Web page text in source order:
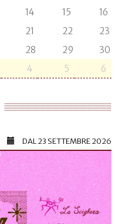
14 15
16
21 22
23
28 29
30
4 5 6
DAL23 SETTEMBRE 2026